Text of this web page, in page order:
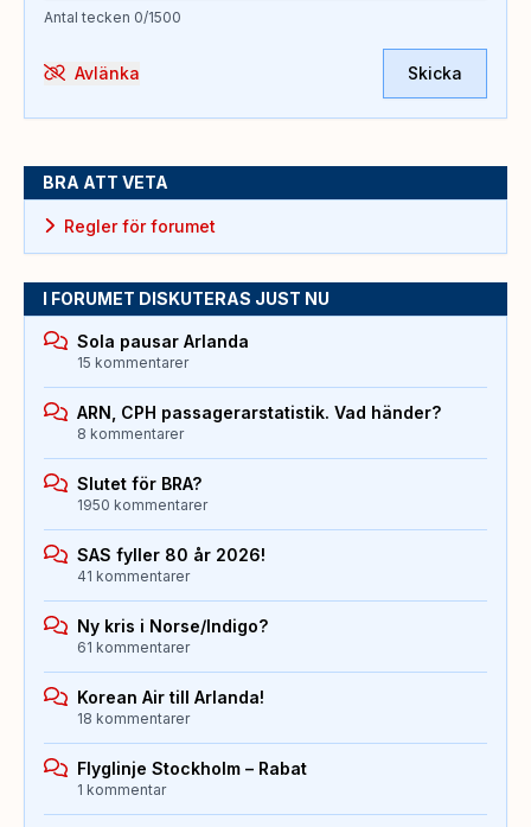
Antal tecken 0/1500
Avlänka Skicka
BRA ATT VETA
Regler för forumet
I FORUMET DISKUTERAS JUST NU
Sola pausar Arlanda
15 kommentarer
ARN, CPH passagerarstatistik. Vad händer?
8 kommentarer
Slutet för BRA?
1950 kommentarer
SAS fyller 80 år 2026!
41 kommentarer
Ny kris i Norse/Indigo?
61 kommentarer
Korean Air till Arlanda!
18 kommentarer
Flyglinje Stockholm – Rabat
1 kommentar